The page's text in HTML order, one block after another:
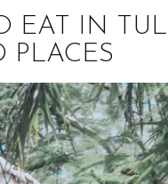
EAT IN
PLACES